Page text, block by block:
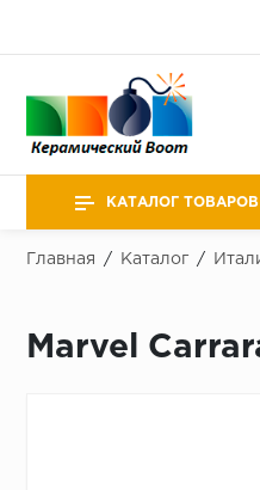
КАТАЛОГ ТОВАРОВ
Главная / Каталог /
Marvel